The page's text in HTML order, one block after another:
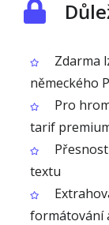
Zdarma
německého
Pro
tarif
textu
formátování